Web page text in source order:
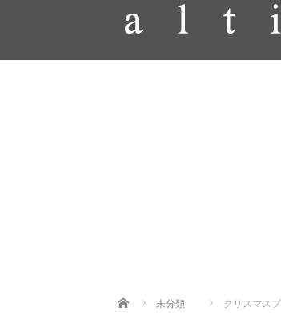
Home 未分類 クリスマス